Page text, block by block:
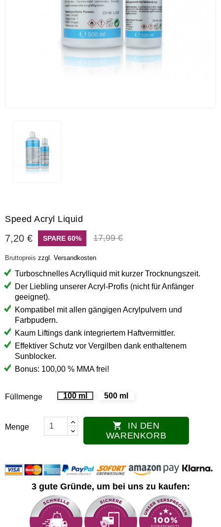
Speed Acryl Liquid
7,20 € SPARE 60% 17,99 €
Bruttopreis zzgl. Versandkosten
Turboschnelles Acrylliquid mit kurzer Trocknungszeit.
Der Liebling unserer Acryl-Profis (nicht für Anfänger
geeignet).
Kompatibel mit allen gängigen Acrylpulvern und
Farbpudern.
Kaum Liftings dank integriertem Haftvermittler.
Effektiver Schutz vor Vergilben dank enthaltenem
Sunblocker.
Bonus: 100,00 % MMA frei!
Füllmenge 100 ml 500 ml
Menge 
WARENKORB
3 gute Gründe, um bei uns zu kaufen: